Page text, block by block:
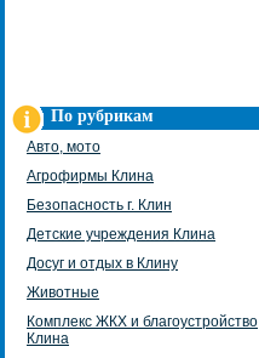
По рубрикам
Авто, мото
Агрофирмы Клина
Безопасность г. Клин
Детские учреждения Клина
Досуг и отдых в Клину
Животные
Комплекс ЖКХ и благоустройство
Клина